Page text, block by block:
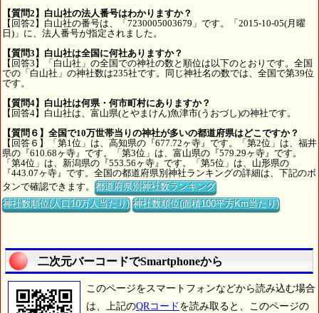
【質問2】白山社の法人番号はわかりますか？
【回答2】白山社の番号は、「7230005003679」です。「2015-10-05(月曜
日)」に、法人番号が指定されました。
【質問3】白山社は全国に何社ありますか？
【回答3】「白山社」の全国での神社の数と順位は以下のとおりです。全国
での「白山社」の神社数は235社です。同じ神社名の数では、全国で第39位
です。
【質問4】白山社は何県・何市町村にありますか？
【回答4】白山社は、富山県(とやまけん)魚津市(うおづし)の神社です。
【質問６】全国で10万世帯当りの神社が多いの都道府県はどこですか？
【回答６】「第1位」は、高知県の『677.72ヶ寺』です。「第2位」は、福井
県の『610.68ヶ寺』です。「第3位」は、富山県の『579.29ヶ寺』です。
「第4位」は、新潟県の『553.56ヶ寺』です。「第5位」は、山形県の
『443.07ヶ寺』です。全国の都道府県別神社ランキングの詳細は、下記のボ
タンで確認できます。都道府県別神社数ランキング
神社数順位(人口10万人当たり) 神社数順位(面積100平方Km当たり)
二次元バーコードでSmartphoneから
このページをスマートフォンなどから読み込む場合
は、上記のQRコード を読み取ると、このページの